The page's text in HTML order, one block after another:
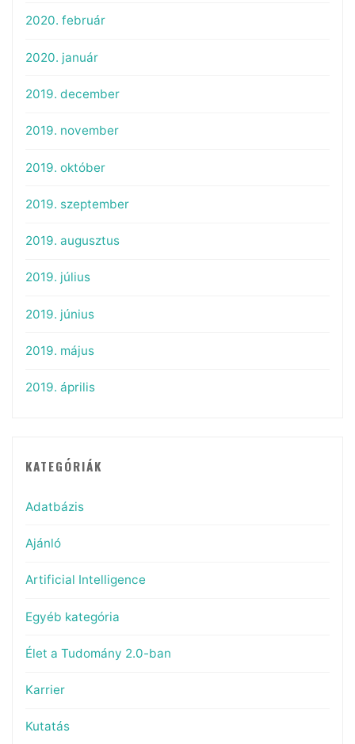
2020. február
2020. január
2019. december
2019. november
2019. október
2019. szeptember
2019. augusztus
2019. július
2019. június
2019. május
2019. április
KATEGÓRIÁK
Adatbázis
Ajánló
Artificial Intelligence
Egyéb kategória
Élet a Tudomány 2.0-ban
Karrier
Kutatás